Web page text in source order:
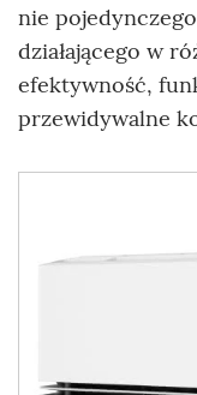
nie
działającego w
efektywność,
przewidywalne